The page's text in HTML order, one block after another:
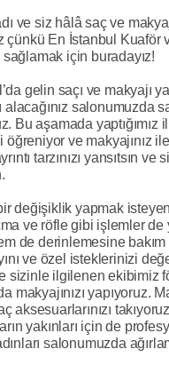
ve siz hâlâ saç ve
çünkü En İstanbul
için buradayız!
gelin saçı ve makyajı
alacağınız salonumuzda
Bu aşamada
öğreniyor ve makyajınız
tarzınızı yansıtsın
değişiklik yapmak
ve röfle gibi işlemler
de derinlemesine
ve özel isteklerinizi
sizinle ilgilenen ekibimiz
makyajınızı yapıyoruz.
aksesuarlarınızı
yakınları için de
salonumuzda